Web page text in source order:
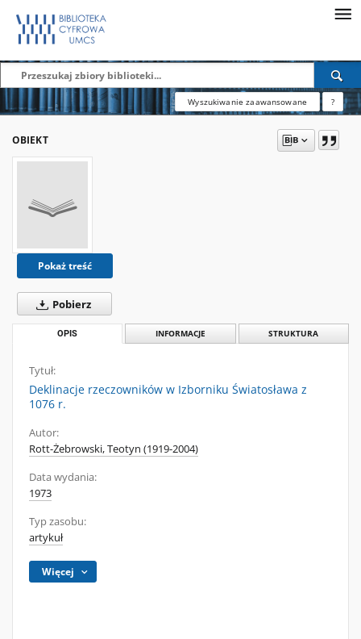
Wyszukiwanie zaawansowane ?
OBIEKT
Pokaż treść
Pobierz
OPIS INFORMACJE STRUKTURA
Tytuł:
Deklinacje rzeczowników w Izborniku Światosława z
1076 r.
Autor:
Rott-Żebrowski, Teotyn (1919-2004)
Data wydania:
1973
Typ zasobu:
artykuł
Więcej